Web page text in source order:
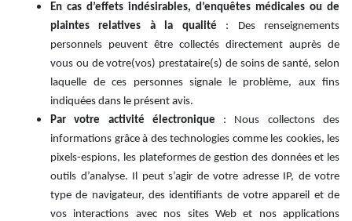
En cas d’effets indésirables, d’enquêtes médicales ou de
plaintes relatives à la qualité : Des renseignements
personnels peuvent être collectés directement auprès de
vous ou de votre(vos) prestataire(s) de soins de santé, selon
laquelle de ces personnes signale le problème, aux fins
indiquées dans le présent avis.
Par votre activité électronique : Nous collectons des
informations grâce à des technologies comme les cookies, les
pixels-espions, les plateformes de gestion des données et les
outils d’analyse. Il peut s’agir de votre adresse IP, de votre
type de navigateur, des identifiants de votre appareil et de
vos interactions avec nos sites Web et nos applications